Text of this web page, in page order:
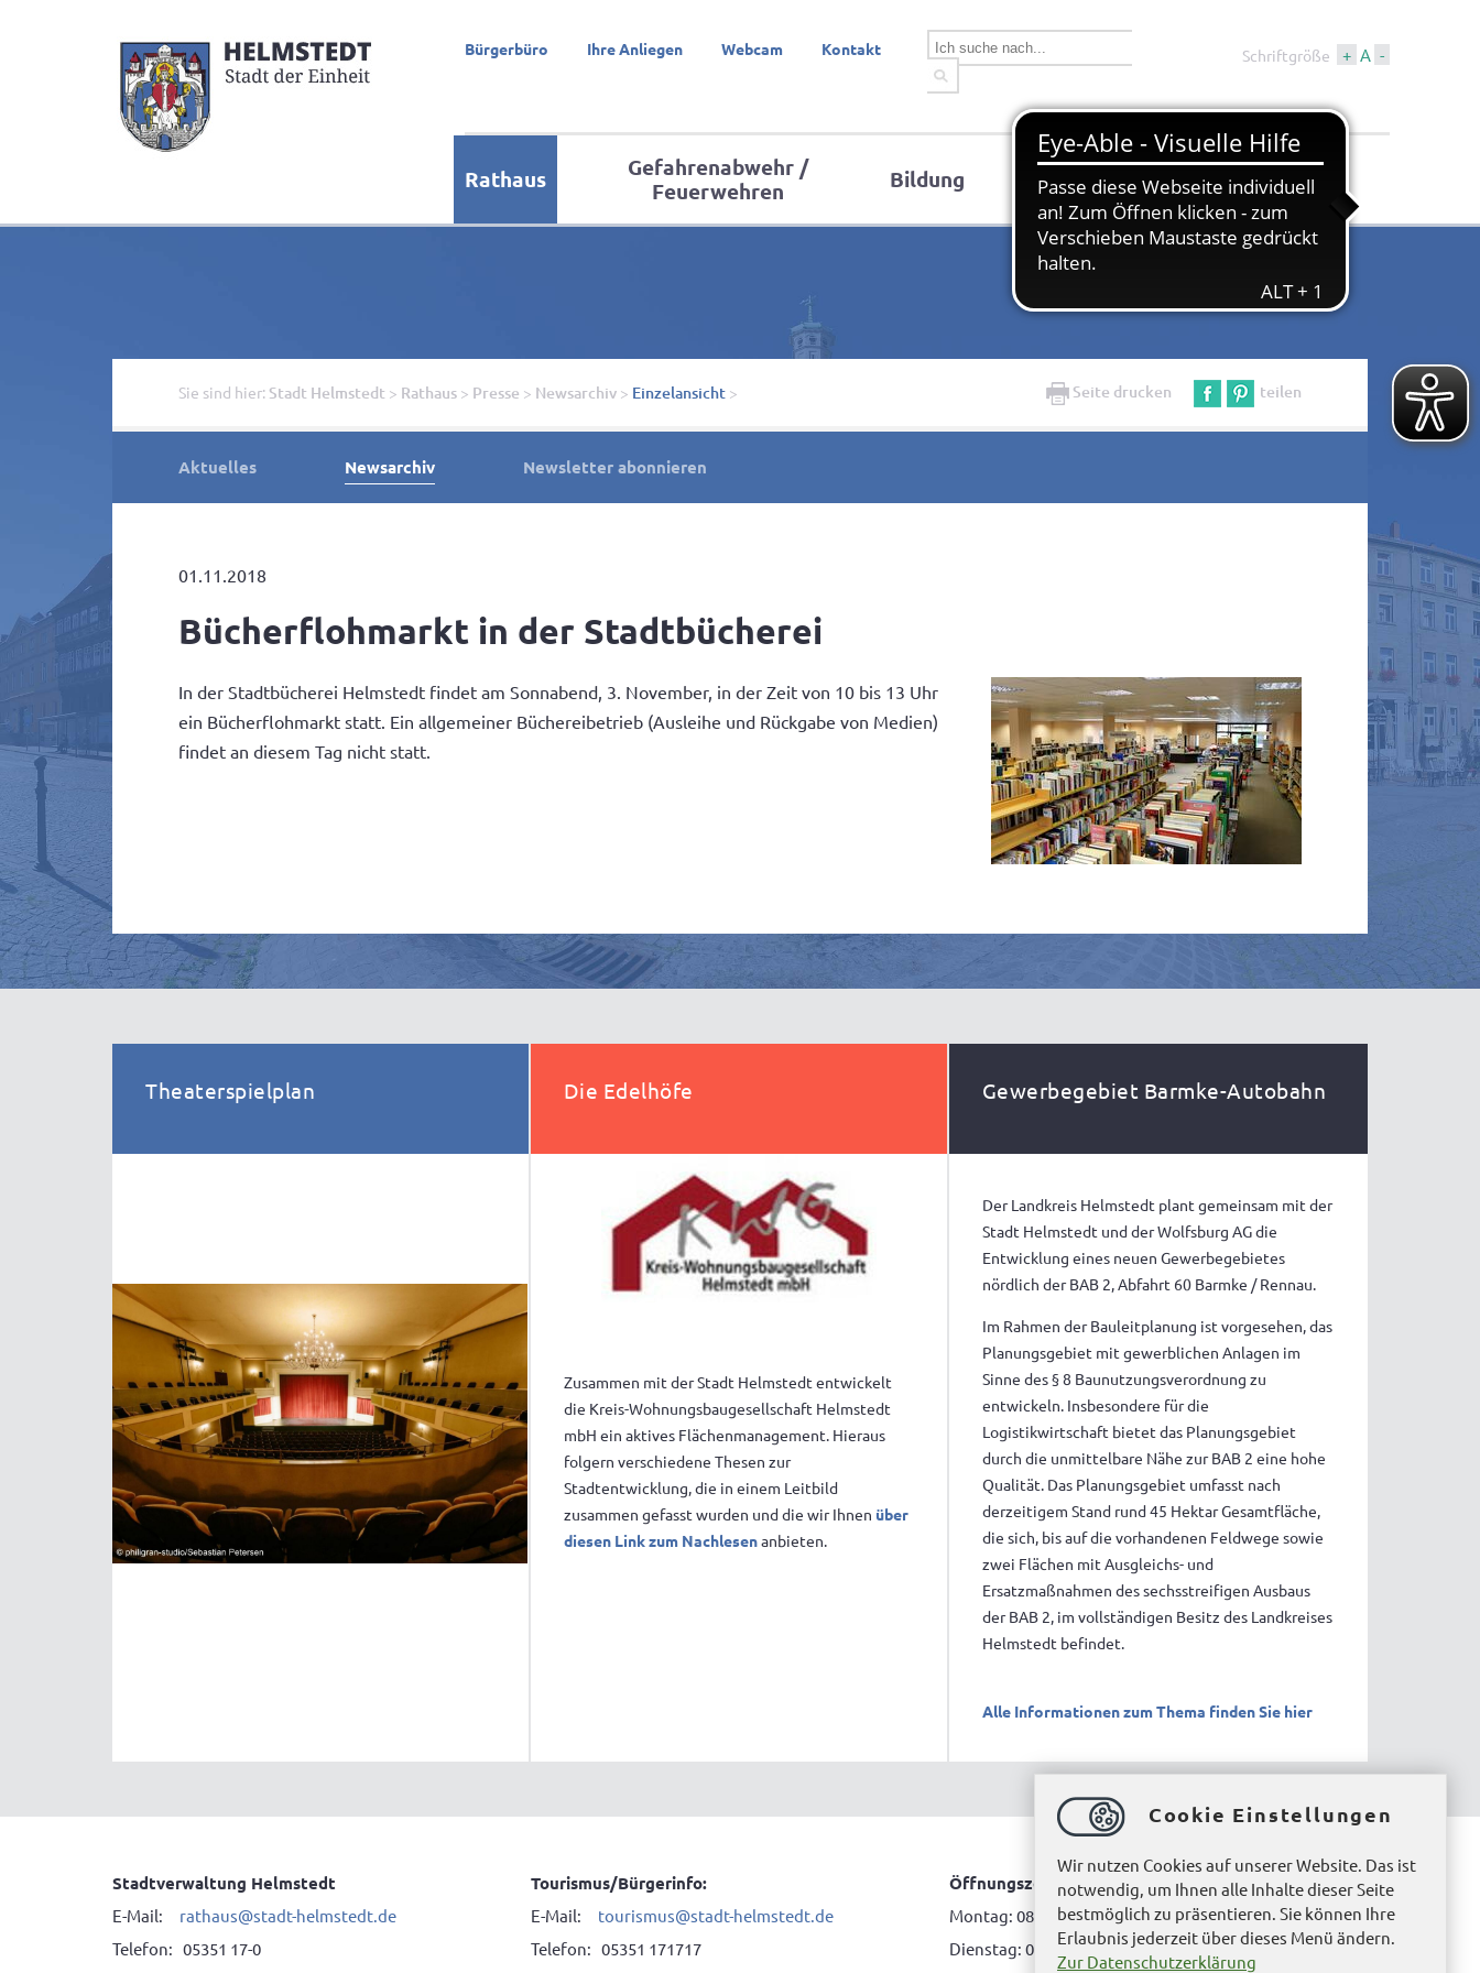
Bürgerbüro Ihre Anliegen Webcam Kontakt Schriftgröße + A -
Rathaus
Gefahrenabwehr /
Feuerwehren
Bildung
Wirtschaft &
Bauen
Tourismus &
Kultur
Sie sind hier: Stadt Helmstedt > Rathaus > Presse > Newsarchiv > Einzelansicht > Seite drucken teilen
Aktuelles Newsarchiv Newsletter abonnieren
01.11.2018
Bücherflohmarkt in der Stadtbücherei
In der Stadtbücherei Helmstedt findet am Sonnabend, 3. November, in der Zeit von 10 bis 13 Uhr
ein Bücherflohmarkt statt. Ein allgemeiner Büchereibetrieb (Ausleihe und Rückgabe von Medien)
findet an diesem Tag nicht statt.
Theaterspielplan Die Edelhöfe
Zusammen mit der Stadt Helmstedt entwickelt
die Kreis-Wohnungsbaugesellschaft Helmstedt
mbH ein aktives Flächenmanagement. Hieraus
folgern verschiedene Thesen zur
Stadtentwicklung, die in einem Leitbild
zusammen gefasst wurden und die wir Ihnen über
diesen Link zum Nachlesenanbieten.
Gewerbegebiet Barmke-Autobahn
Der Landkreis Helmstedt plant gemeinsam mit der
Stadt Helmstedt und der Wolfsburg AG die
Entwicklung eines neuen Gewerbegebietes
nördlich der BAB 2, Abfahrt 60 Barmke / Rennau.
Im Rahmen der Bauleitplanung ist vorgesehen, das
Planungsgebiet mit gewerblichen Anlagen im
Sinne des § 8 Baunutzungsverordnung zu
entwickeln. Insbesondere für die
Logistikwirtschaft bietet das Planungsgebiet
durch die unmittelbare Nähe zur BAB 2 eine hohe
Qualität. Das Planungsgebiet umfasst nach
derzeitigem Stand rund 45 Hektar Gesamtfläche,
die sich, bis auf die vorhandenen Feldwege sowie
zwei Flächen mit Ausgleichs- und
Ersatzmaßnahmen des sechsstreifigen Ausbaus
der BAB 2, im vollständigen Besitz des Landkreises
Helmstedt befindet.
Alle Informationen zum Thema finden Sie hier
Stadtverwaltung Helmstedt
E-Mail: rathaus@stadt-helmstedt.de
Telefon: 05351 17-0
Tourismus/Bürgerinfo:
E-Mail: tourismus@stadt-helmstedt.de
Telefon: 05351 171717
Öffnungszeiten Bürgerbüro Helmstedt
Montag: 08.00 bis 12.00 Uhr
Dienstag: 08.00 bis 12.00 Uhr & 15.00 Uhr bis 17.00 Uhr
Cookie Einstellungen
Wir nutzen Cookies auf unserer Website. Das ist
notwendig, um Ihnen alle Inhalte dieser Seite
bestmöglich zu präsentieren. Sie können Ihre
Erlaubnis jederzeit über dieses Menü ändern.
Zur Datenschutzerklärung